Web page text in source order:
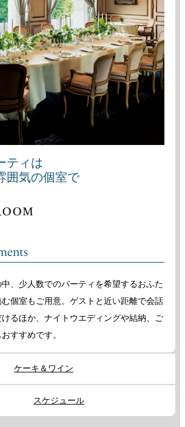
ティは
囲気の個室で
、少人数でのパーティを希望するおふた
個室もご用意。ゲストと近い距離で会話
るほか、ナイトウエディングや結納、ご
すすめです。
ケーキ＆ワイン
スケジュール